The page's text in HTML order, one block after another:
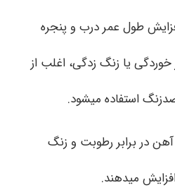
طول عمر درب و پنجره
یا زنگ زدگی، اغلب از
استفاده میشود.
در برابر رطوبت و زنگ
میدهند.